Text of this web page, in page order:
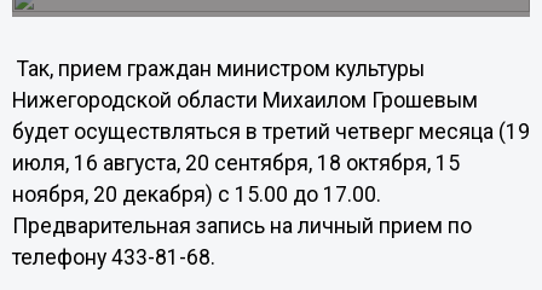
Так, прием граждан министром культуры
Нижегородской области Михаилом Грошевым
будет осуществляться в третий четверг месяца (19
июля, 16 августа, 20 сентября, 18 октября, 15
ноября, 20 декабря) с 15.00 до 17.00.
Предварительная запись на личный прием по
телефону 433-81-68.